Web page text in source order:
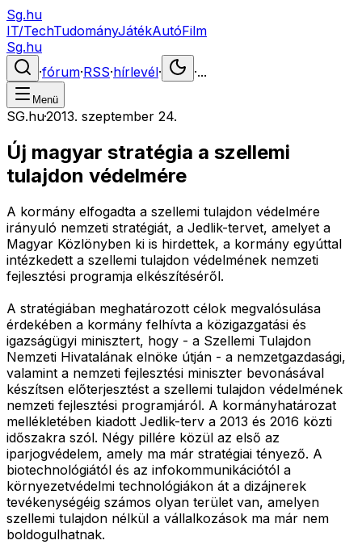
Sg.hu
IT/TechTudományJátékAutóFilm
Sg.hu
·fórum·RSS·hírlevél· ·...
Menü
SG.hu·2013. szeptember 24.
Új magyar stratégia a szellemi
tulajdon védelmére
A kormány elfogadta a szellemi tulajdon védelmére
irányuló nemzeti stratégiát, a Jedlik-tervet, amelyet a
Magyar Közlönyben ki is hirdettek, a kormány egyúttal
intézkedett a szellemi tulajdon védelmének nemzeti
fejlesztési programja elkészítéséről.
A stratégiában meghatározott célok megvalósulása
érdekében a kormány felhívta a közigazgatási és
igazságügyi minisztert, hogy - a Szellemi Tulajdon
Nemzeti Hivatalának elnöke útján - a nemzetgazdasági,
valamint a nemzeti fejlesztési miniszter bevonásával
készítsen előterjesztést a szellemi tulajdon védelmének
nemzeti fejlesztési programjáról. A kormányhatározat
mellékletében kiadott Jedlik-terv a 2013 és 2016 közti
időszakra szól. Négy pillére közül az első az
iparjogvédelem, amely ma már stratégiai tényező. A
biotechnológiától és az infokommunikációtól a
környezetvédelmi technológiákon át a dizájnerek
tevékenységéig számos olyan terület van, amelyen
szellemi tulajdon nélkül a vállalkozások ma már nem
boldogulhatnak.